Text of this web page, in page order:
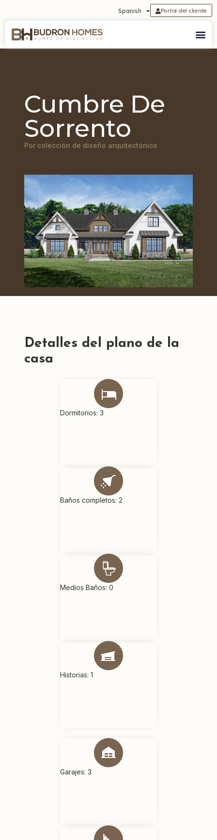
Spanish Portal del cliente
Cumbre De
Sorrento
Por colección de diseño arquitectónico
Detalles del plano de la
casa
Dormitorios: 3
Baños completos: 2
Medios Baños: 0
Historias: 1
Garajes: 3